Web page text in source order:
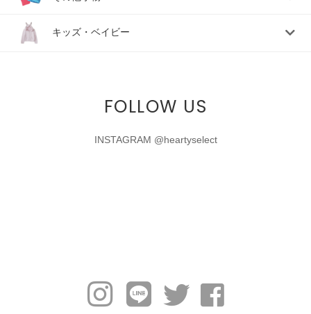
キッズ・ベイビー
FOLLOW US
INSTAGRAM @heartyselect